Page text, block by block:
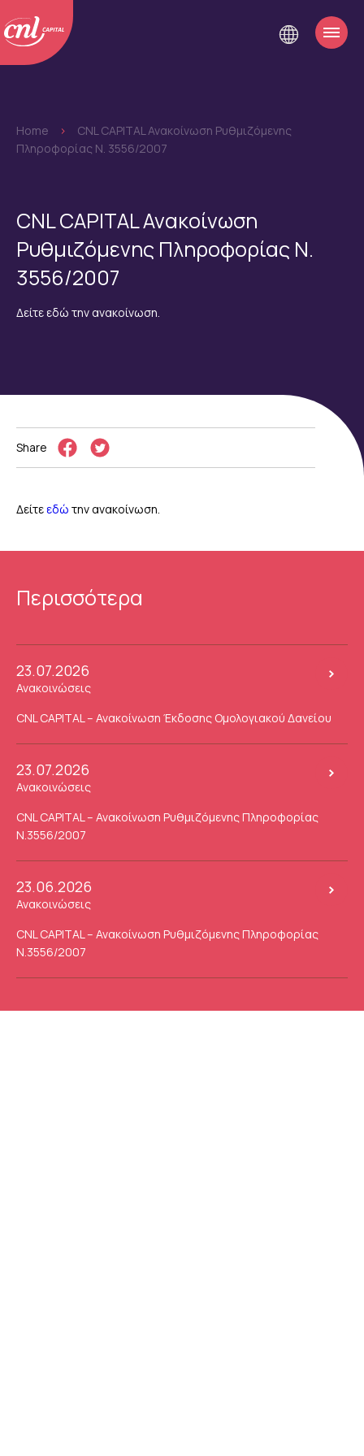
Home >
CNL CAPITAL Ανακοίνωση Ρυθμιζόμενης
Πληροφορίας Ν. 3556/2007
CNL CAPITAL Ανακοίνωση
Ρυθμιζόμενης Πληροφορίας Ν.
3556/2007
Δείτε εδώ την ανακοίνωση.
Share
Δείτεεδώ την ανακοίνωση.
Περισσότερα
23.07.2026
Ανακοινώσεις
CNL CAPITAL – Ανακοίνωση Έκδοσης Ομολογιακού Δανείου
23.07.2026
Ανακοινώσεις
CNL CAPITAL – Ανακοίνωση Ρυθμιζόμενης Πληροφορίας
Ν.3556/2007
23.06.2026
Ανακοινώσεις
CNL CAPITAL – Ανακοίνωση Ρυθμιζόμενης Πληροφορίας
Ν.3556/2007